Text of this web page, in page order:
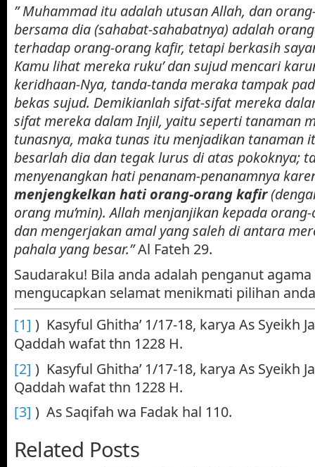
” Muhammad itu adalah utusan Allah, dan
bersama dia (sahabat-sahabatnya) adalah
terhadap orang-orang kafir, tetapi berkasih
Kamu lihat mereka ruku’ dan sujud mencari
keridhaan-Nya, tanda-tanda meraka tampak
bekas sujud. Demikianlah sifat-sifat mereka
sifat mereka dalam Injil, yaitu seperti tanaman
tunasnya, maka tunas itu menjadikan tanaman
besarlah dia dan tegak lurus di atas pokoknya;
menyenangkan hati penanam-penanamnya
menjengkelkan hati orang-orang kafir
orang mu’min). Allah menjanjikan kepada
dan mengerjakan amal yang saleh di antara
pahala yang besar.”Al Fateh 29.
Saudaraku! Bila anda adalah penganut agama
mengucapkan selamat menikmati pilihan
[1] ) Kasyful Ghitha’ 1/17-18, karya As Syeikh
Qaddah wafat thn 1228 H.
[2] ) Kasyful Ghitha’ 1/17-18, karya As Syeikh
Qaddah wafat thn 1228 H.
[3] ) As Saqifah wa Fadak hal 110.
Related Posts